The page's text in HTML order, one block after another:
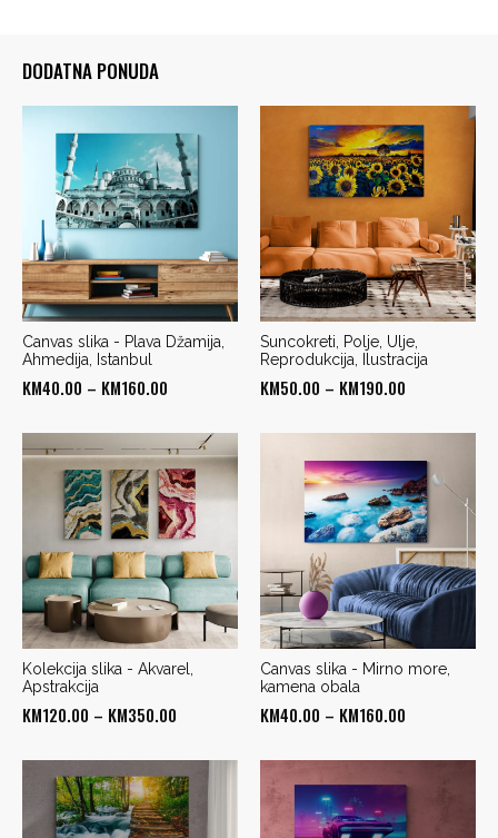
DODATNA PONUDA
Canvas slika - Plava Džamija,
Ahmedija, Istanbul
KM40.00 – KM160.00
KM40.00
through
KM160.00
Suncokreti, Polje, Ulje,
Reprodukcija, Ilustracija
KM50.00 – KM190.00
through
KM190.00
Kolekcija slika - Akvarel,
Apstrakcija
KM120.00 – KM350.00
KM120.00
through
KM350.00
Canvas slika - Mirno more,
kamena obala
KM40.00 – KM160.00
KM160.00